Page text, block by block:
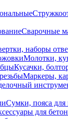
Сварочные
наборы
Молотки,
Кусачки,
Маркеры,
Сумки, пояса для
для